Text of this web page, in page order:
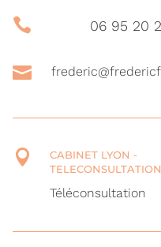
 06 95 20


CABINET LYON -
TELECONSULTATION
Téléconsultation